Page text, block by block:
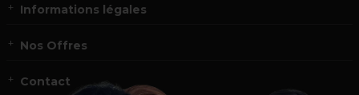
Informations légales
Nos Offres
Contact